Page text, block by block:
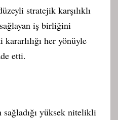
stratejik karşılıklı
iş birliğini
her yönüyle
etti.
yüksek nitelikli